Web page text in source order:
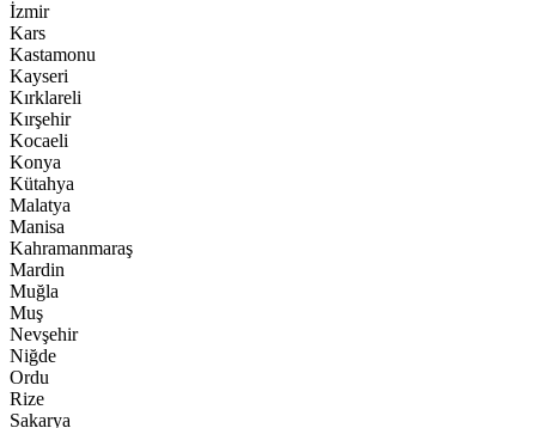
İzmir
Kars
Kastamonu
Kayseri
Kırklareli
Kırşehir
Kocaeli
Konya
Kütahya
Malatya
Manisa
Kahramanmaraş
Mardin
Muğla
Muş
Nevşehir
Niğde
Ordu
Rize
Sakarya